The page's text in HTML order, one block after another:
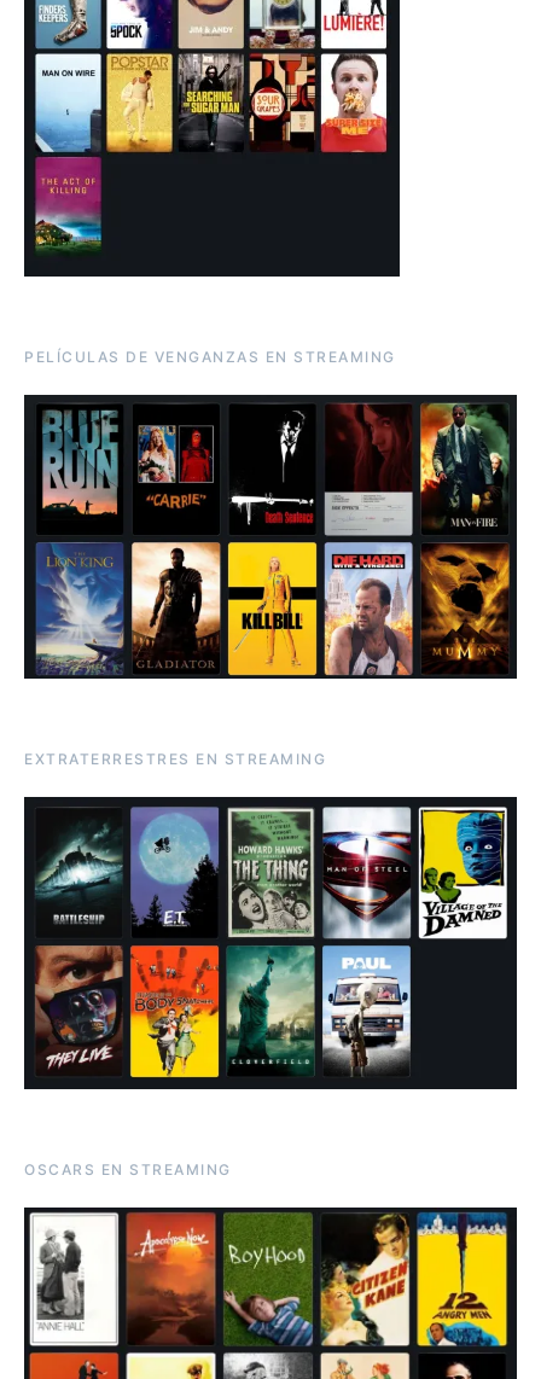
PELÍCULAS DE VENGANZAS EN STREAMING
EXTRATERRESTRES EN STREAMING
OSCARS EN STREAMING